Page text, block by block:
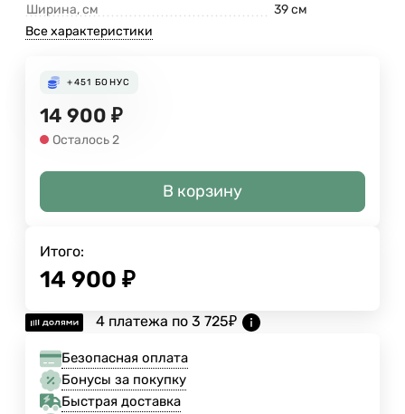
Ширина, см
39 см
Все характеристики
+451 БОНУС
14 900 ₽
Осталось 2
В корзину
Итого:
14 900 ₽
4 платежа по 3 725₽
Безопасная оплата
Бонусы за покупку
Быстрая доставка